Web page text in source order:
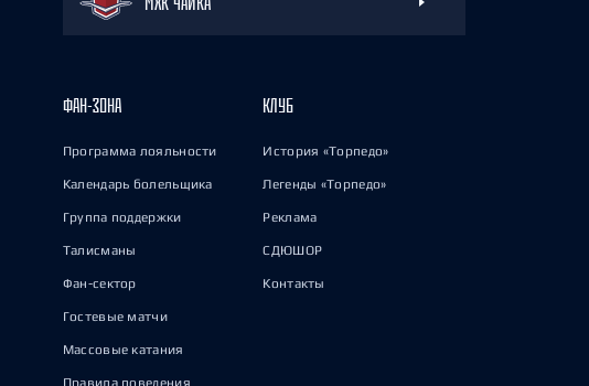
ФАН-ЗОНА
Программа лояльности
Календарь болельщика
Группа поддержки
Талисманы
Фан-сектор
Гостевые матчи
Массовые катания
Правила поведения
КЛУБ
История «Торпедо»
Легенды «Торпедо»
Реклама
СДЮШОР
Контакты